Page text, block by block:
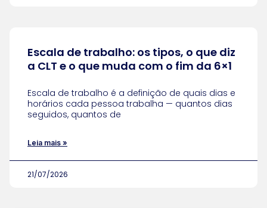
Escala de trabalho: os tipos, o que diz
a CLT e o que muda com o fim da 6×1
Escala de trabalho é a definição de quais dias e
horários cada pessoa trabalha — quantos dias
seguidos, quantos de
Leia mais »
21/07/2026